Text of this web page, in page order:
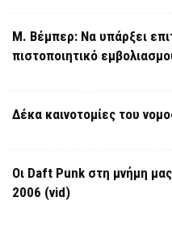
Μ. Βέμπερ: Να υπάρξει
πιστοποιητικό
Δέκα καινοτομίες του
Οι Daft Punk στη μνήμη
2006 (vid)